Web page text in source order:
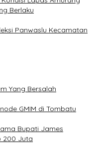
Berlaku
Panwaslu Kecamatan
Yang Bersalah
GMIM di Tombatu
Bupati James
200 Juta